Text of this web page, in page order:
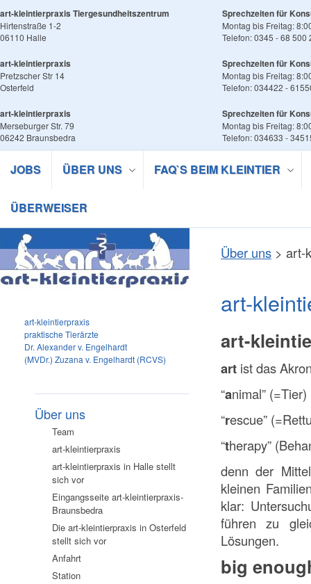
art-kleintierpraxis Tiergesundheitszentrum
Hirtenstraße 1-2
06110 Halle
Sprechzeiten für
Montag bis Freitag:
Telefon: 0345 - 68 500
art-kleintierpraxis
Pretzscher Str 14
Osterfeld
Sprechzeiten für
Montag bis Freitag:
Telefon: 034422 -
art-kleintierpraxis
Merseburger Str. 79
06242 Braunsbedra
Sprechzeiten für
Montag bis Freitag:
Telefon: 034633 -
JOBS ÜBER UNS FAQ`S BEIM KLEINTIER
ÜBERWEISER
art-kleintierpraxis
praktische Tierärzte
Dr. Alexander v. Engelhardt
(MVDr.) Zuzana v. Engelhardt (RCVS)
Über uns
Team
art-kleintierpraxis
art-kleintierpraxis in Halle stellt
sich vor
Eingangsseite art-kleintierpraxis-
Braunsbedra
Die art-kleintierpraxis in Osterfeld
stellt sich vor
Anfahrt
Station
Über uns > art-
art-
art-
art ist das
“animal” (=Tier)
“rescue”
“therapy”
denn der
kleinen
klar:
führen zu
Lösungen.
big